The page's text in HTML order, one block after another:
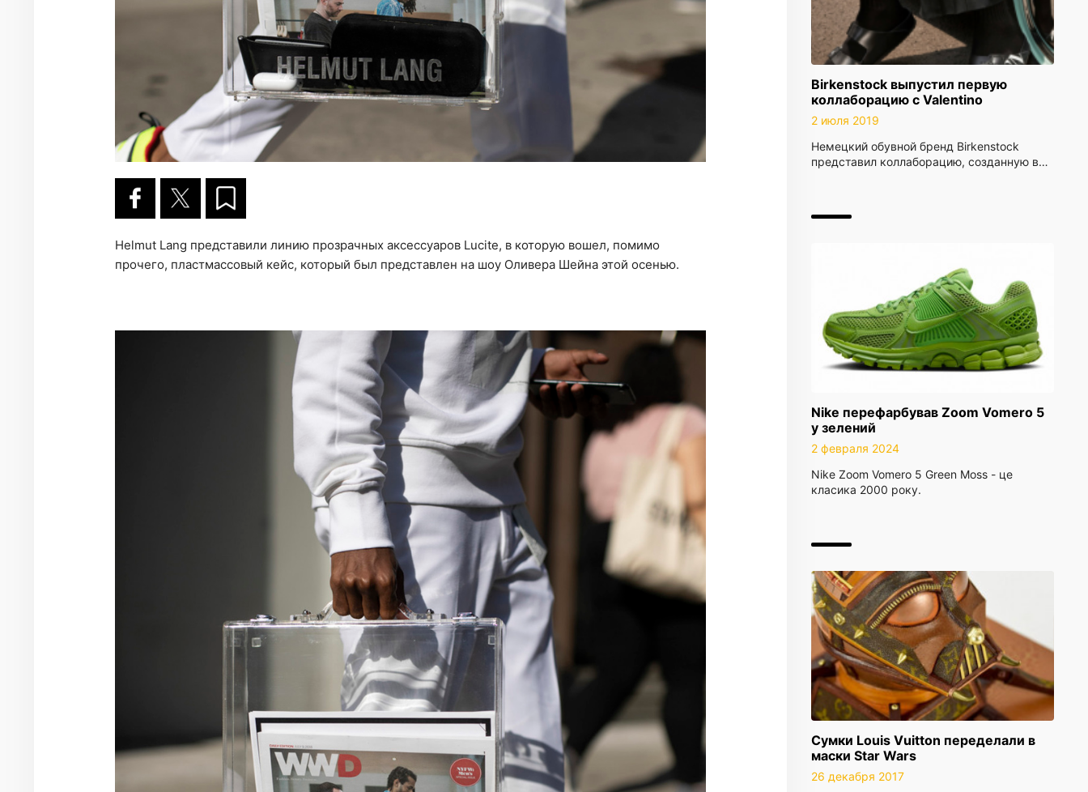
Birkenstock выпустил первую
коллаборацию с Valentino
2 июля 2019
Немецкий обувной бренд Birkenstock
представил коллаборацию, созданную в…
Nike перефарбував Zoom Vomero 5
у зелений
2 февраля 2024
Nike Zoom Vomero 5 Green Moss - це
класика 2000 року.
Сумки Louis Vuitton переделали в
маски Star Wars
26 декабря 2017
Helmut Lang представили линию прозрачных аксессуаров Lucite, в которую вошел, помимо
прочего, пластмассовый кейс, который был представлен на шоу Оливера Шейна этой осенью.